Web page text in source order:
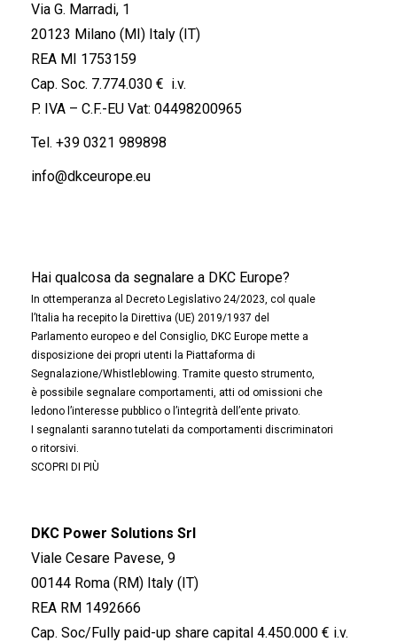
Via G. Marradi, 1
20123 Milano (MI) Italy (IT)
REA MI 1753159
Cap. Soc. 7.774.030 € i.v.
P. IVA – C.F.-EU Vat: 04498200965
Tel. +39 0321 989898
info@dkceurope.eu
Hai qualcosa da segnalare a DKC Europe?
In ottemperanza al Decreto Legislativo 24/2023, col quale
l’Italia ha recepito la Direttiva (UE) 2019/1937 del
Parlamento europeo e del Consiglio, DKC Europe mette a
disposizione dei propri utenti la Piattaforma di
Segnalazione/Whistleblowing. Tramite questo strumento,
è possibile segnalare comportamenti, atti od omissioni che
ledono l’interesse pubblico o l’integrità dell’ente privato.
I segnalanti saranno tutelati da comportamenti discriminatori
o ritorsivi.
SCOPRI DI PIÙ
DKC Power Solutions Srl
Viale Cesare Pavese, 9
00144 Roma (RM) Italy (IT)
REA RM 1492666
Cap. Soc/Fully paid-up share capital 4.450.000 € i.v.